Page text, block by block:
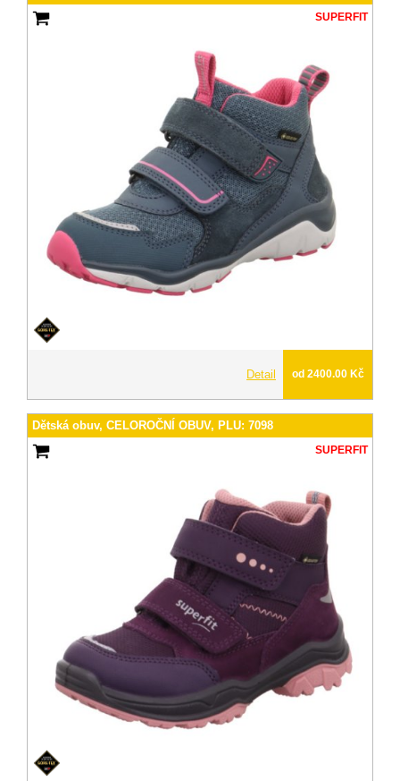
SUPERFIT
Detail od 2400.00 Kč
Dětská obuv, CELOROČNÍ OBUV, PLU: 7098
SUPERFIT